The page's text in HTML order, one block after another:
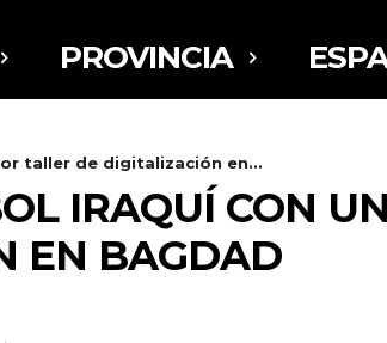
PROVINCIA
taller de digitalización en...
IRAQUÍ CON
EN BAGDAD